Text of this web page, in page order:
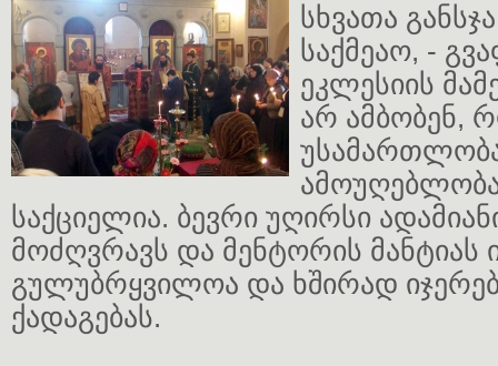
სხვათა
საქმეაო, -
ეკლესიის
არ ამბობენ,
საქციელია. ბევრი უღირსი
მოძღვრავს და მენტორის მანტიას
გულუბრყვილოა და ხშირად
ქადაგებას.